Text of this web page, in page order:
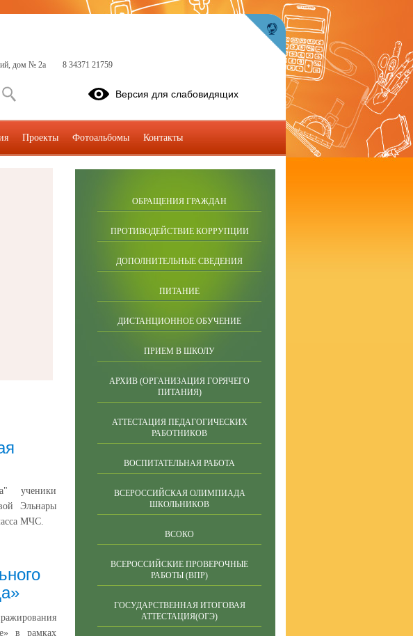
ученики
Эльнары
МЧС.
в рамках
ОБРАЩЕНИЯ ГРАЖДАН
ПРОТИВОДЕЙСТВИЕ КОРРУПЦИИ
ДОПОЛНИТЕЛЬНЫЕ СВЕДЕНИЯ
ПИТАНИЕ
ДИСТАНЦИОННОЕ ОБУЧЕНИЕ
ПРИЕМ В ШКОЛУ
АРХИВ (ОРГАНИЗАЦИЯ ГОРЯЧЕГО
ПИТАНИЯ)
АТТЕСТАЦИЯ ПЕДАГОГИЧЕСКИХ
РАБОТНИКОВ
ВОСПИТАТЕЛЬНАЯ РАБОТА
ВСЕРОССИЙСКАЯ ОЛИМПИАДА
ШКОЛЬНИКОВ
ВСОКО
ВСЕРОССИЙСКИЕ ПРОВЕРОЧНЫЕ
РАБОТЫ (ВПР)
ГОСУДАРСТВЕННАЯ ИТОГОВАЯ
АТТЕСТАЦИЯ(ОГЭ)
дом № 2а 8 34371 21759
Версия для слабовидящих
Проекты Фотоальбомы Контакты